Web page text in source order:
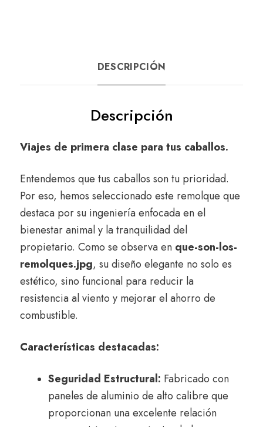
DESCRIPCIÓN
Descripción
Viajes de primera clase para tus caballos.
Entendemos que tus caballos son tu prioridad.
Por eso, hemos seleccionado este remolque que
destaca por su ingeniería enfocada en el
bienestar animal y la tranquilidad del
propietario. Como se observa en que-son-los-
remolques.jpg, su diseño elegante no solo es
estético, sino funcional para reducir la
resistencia al viento y mejorar el ahorro de
combustible.
Características destacadas:
Seguridad Estructural: Fabricado con
paneles de aluminio de alto calibre que
proporcionan una excelente relación